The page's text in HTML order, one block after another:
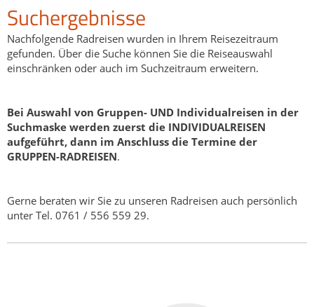
Suchergebnisse
Nachfolgende Radreisen wurden in Ihrem Reisezeitraum
gefunden. Über die Suche können Sie die Reiseauswahl
einschränken oder auch im Suchzeitraum erweitern.
Bei Auswahl von Gruppen- UND Individualreisen in der
Suchmaske werden zuerst die INDIVIDUALREISEN
aufgeführt, dann im Anschluss die Termine der
GRUPPEN-RADREISEN.
Gerne beraten wir Sie zu unseren Radreisen auch persönlich
unter Tel. 0761 / 556 559 29.